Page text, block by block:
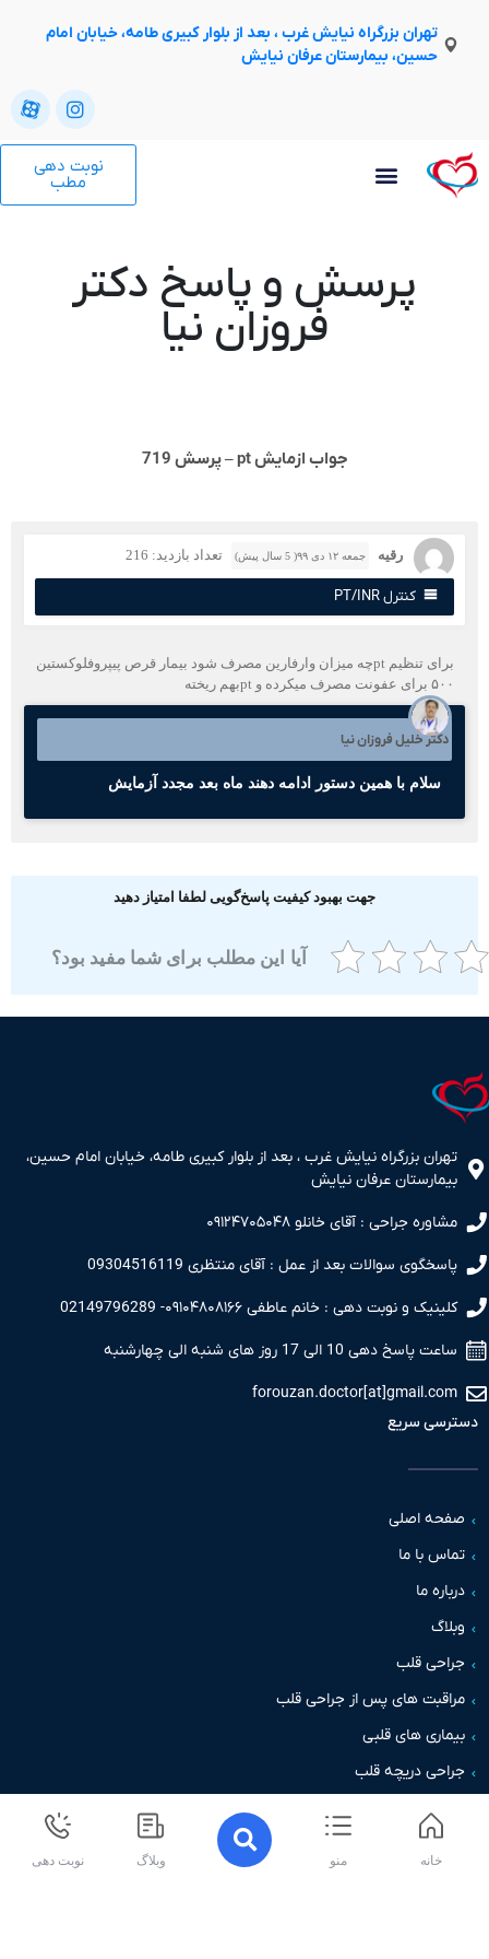
تهران بزرگراه نیایش غرب ، بعد از بلوار کبیری طامه، خیابان امام
حسین، بیمارستان عرفان نیایش
نوبت دهی
پرسش و پاسخ دکتر
فروزان نیا
جواب ازمایش pt – پرسش 719
رقیه جمعه ۱۲ دی ۹۹( 5 سال پیش) تعداد بازدید: 216
کنترل PT/INR
برای تنظیم ptچه میزان وارفارین مصرف شود بیمار قرص پیپروفلوکستین
دکتر خلیل فروزان نیا
سلام با همین دستور ادامه دهند ماه بعد مجدد آزمایش
جهت بهبود کیفیت پاسخ‌گویی لطفا امتیاز دهید
آیا این مطلب برای شما مفید بود؟
بزرگراه نیایش غرب ، بعد از بلوار کبیری طامه، خیابان امام حسین،
عرفان نیایش
جراحی : آقای خانلو ۰۹۱۲۴۷۰۵۰۴۸
سوالات بعد از عمل : آقای منتظری 09304516119
و نوبت دهی : خانم عاطفی ۰۹۱۰۴۸۰۸۱۶۶- 02149796289
دهی 10 الی 17 روز های شنبه الی چهارشنبه
سریع
اصلی
با ما
ما
قلب
های پس از جراحی قلب
های قلبی
دریچه قلب
نوبت دهی